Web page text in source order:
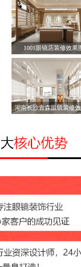
1001眼镜店装修效果
湖南长沙青森眼镜装修